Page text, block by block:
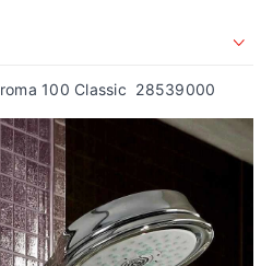
100 Classic 28539000